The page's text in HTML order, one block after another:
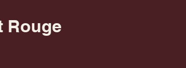
Rouge